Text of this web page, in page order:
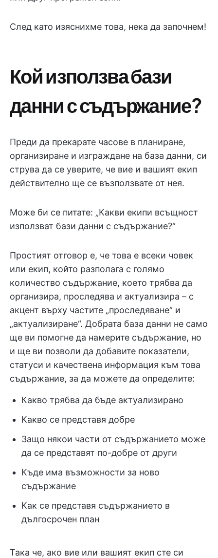
След като изяснихме това, нека да започнем!
Кой използва бази
данни с съдържание?
Преди да прекарате часове в планиране,
организиране и изграждане на база данни, си
струва да се уверите, че вие и вашият екип
действително ще се възползвате от нея.
Може би се питате: „Какви екипи всъщност
използват бази данни с съдържание?“
Простият отговор е, че това е всеки човек
или екип, който разполага с голямо
количество съдържание, което трябва да
организира, проследява и актуализира – с
акцент върху частите „проследяване“ и
„актуализиране“. Добрата база данни не само
ще ви помогне да намерите съдържание, но
и ще ви позволи да добавите показатели,
статуси и качествена информация към това
съдържание, за да можете да определите:
Какво трябва да бъде актуализирано
Какво се представя добре
Защо някои части от съдържанието може
да се представят по-добре от други
Къде има възможности за ново
съдържание
Как се представя съдържанието в
дългосрочен план
Така че, ако вие или вашият екип сте си